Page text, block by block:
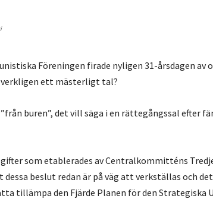
Föreningen firade nyligen 31-årsdagen av
verkligen ett mästerligt tal?
buren”, det vill säga i en rättegångssal efter
som etablerades av Centralkommitténs
beslut redan är på väg att verkställas och
tillämpa den Fjärde Planen för den Strategiska